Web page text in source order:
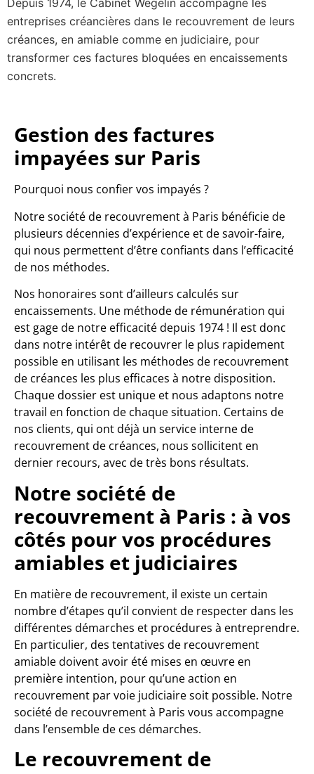
Depuis 1974, le Cabinet Wegelin accompagne les
entreprises créancières dans le recouvrement de leurs
créances, en amiable comme en judiciaire, pour
transformer ces factures bloquées en encaissements
concrets.
Gestion des factures
impayées sur Paris
Pourquoi nous confier vos impayés ?
Notre société de recouvrement à Paris bénéficie de
plusieurs décennies d’expérience et de savoir-faire,
qui nous permettent d’être confiants dans l’efficacité
de nos méthodes.
Nos honoraires sont d’ailleurs calculés sur
encaissements. Une méthode de rémunération qui
est gage de notre efficacité depuis 1974 ! Il est donc
dans notre intérêt de recouvrer le plus rapidement
possible en utilisant les méthodes de recouvrement
de créances les plus efficaces à notre disposition.
Chaque dossier est unique et nous adaptons notre
travail en fonction de chaque situation. Certains de
nos clients, qui ont déjà un service interne de
recouvrement de créances, nous sollicitent en
dernier recours, avec de très bons résultats.
Notre société de
recouvrement à Paris : à vos
côtés pour vos procédures
amiables et judiciaires
En matière de recouvrement, il existe un certain
nombre d’étapes qu’il convient de respecter dans les
différentes démarches et procédures à entreprendre.
En particulier, des tentatives de recouvrement
amiable doivent avoir été mises en œuvre en
première intention, pour qu’une action en
recouvrement par voie judiciaire soit possible. Notre
société de recouvrement à Paris vous accompagne
dans l’ensemble de ces démarches.
Le recouvrement de